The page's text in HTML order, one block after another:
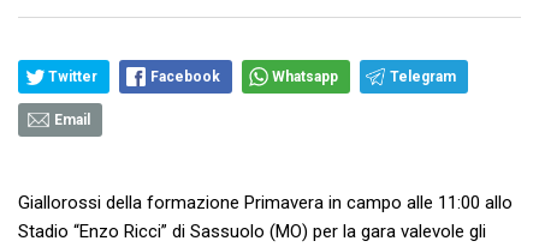
Twitter Facebook Whatsapp Telegram
Email
Giallorossi della formazione Primavera in campo alle 11:00 allo
Stadio “Enzo Ricci” di Sassuolo (MO) per la gara valevole gli